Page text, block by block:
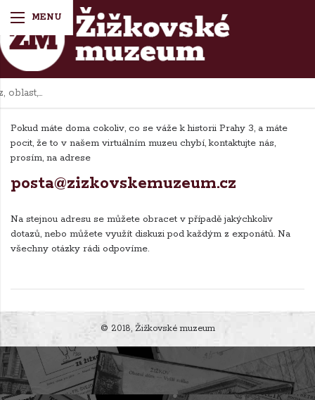
Kontakt
Kontakt
Pokud máte doma cokoliv, co se váže k historii Prahy 3, a máte
pocit, že to v našem virtuálním muzeu chybí, kontaktujte nás,
prosím, na adrese
posta@zizkovskemuzeum.cz
Na stejnou adresu se můžete obracet v případě jakýchkoliv
dotazů, nebo můžete využít diskuzi pod každým z exponátů. Na
všechny otázky rádi odpovíme.
© 2018, Žižkovské muzeum